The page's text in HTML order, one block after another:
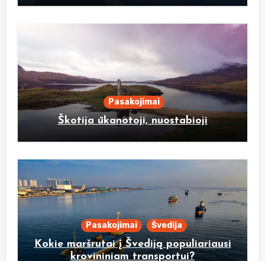
Pasakojimai
Škotija ūkanotoji, nuostabioji
Pasakojimai Švedija
Kokie maršrutai į Švediją populiariausi
krovininiam transportui?